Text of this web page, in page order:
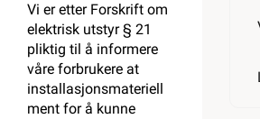
Vi er etter Forskrift om
elektrisk utstyr § 21
pliktig til å informere
våre forbrukere at
installasjonsmateriell
ment for å kunne